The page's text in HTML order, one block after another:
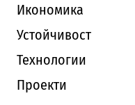
Икономика
Устойчивост
Технологии
Проекти